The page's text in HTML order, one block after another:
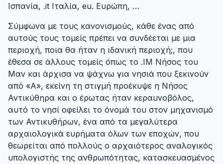
Ισπανία, .it Ιταλία, eu. Ευρώπη, …
Σύμφωνα με τους κανονισμούς, κάθε ένας από
αυτούς τους τομείς πρέπει να συνδέεται με μια
περιοχή, ποια θα ήταν η ιδανική περιοχή;, που
έθεσα σε άλλους τομείς όπως το .IM Νήσος του
Μαν και άρχισα να ψάχνω για νησιά που ξεκινούν
από «Α», εκείνη τη στιγμή προέκυψε η Νήσος
Αντικύθηρα και ο έρωτας ήταν κεραυνοβόλος,
αυτό το νησί οφείλει το όνομά του στον μηχανισμό
των Αντικυθήρων, ένα από τα μεγαλύτερα
αρχαιολογικά ευρήματα όλων των εποχών, που
θεωρείται από πολλούς ο αρχαιότερος αναλογικός
υπολογιστής της ανθρωπότητας, κατασκευασμένος